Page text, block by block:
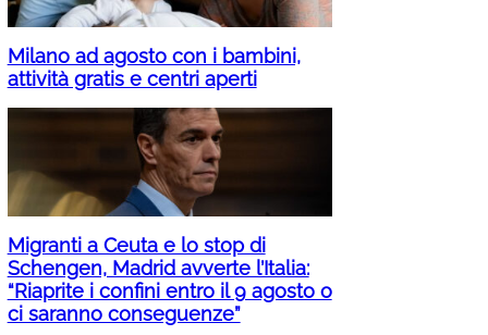
Milano ad agosto con i bambini,
attività gratis e centri aperti
Migranti a Ceuta e lo stop di
Schengen, Madrid avverte l’Italia:
“Riaprite i confini entro il 9 agosto o
ci saranno conseguenze”